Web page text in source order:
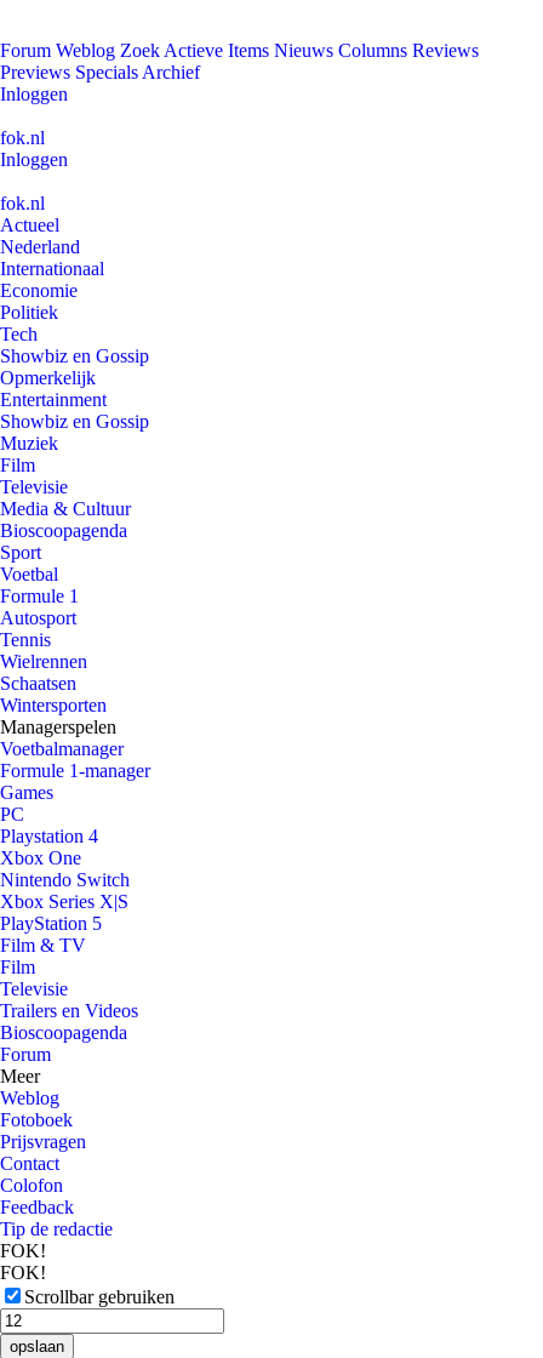
Forum Weblog Zoek Actieve Items Nieuws Columns Reviews
Previews Specials Archief
Inloggen
fok.nl
Inloggen
fok.nl
Actueel
Nederland
Internationaal
Economie
Politiek
Tech
Showbiz en Gossip
Opmerkelijk
Entertainment
Showbiz en Gossip
Muziek
Film
Televisie
Media & Cultuur
Bioscoopagenda
Sport
Voetbal
Formule 1
Autosport
Tennis
Wielrennen
Schaatsen
Wintersporten
Managerspelen
Voetbalmanager
Formule 1-manager
Games
PC
Playstation 4
Xbox One
Nintendo Switch
Xbox Series X|S
PlayStation 5
Film & TV
Film
Televisie
Trailers en Videos
Bioscoopagenda
Forum
Meer
Weblog
Fotoboek
Prijsvragen
Contact
Colofon
Feedback
Tip de redactie
FOK!
FOK!
Scrollbar gebruiken
opslaan